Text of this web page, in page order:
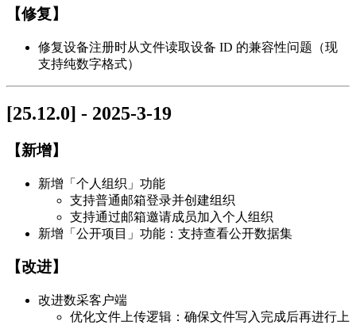
【修复】
修复设备注册时从文件读取设备 ID 的兼容性问题（现
支持纯数字格式）
[25.12.0] - 2025-3-19
【新增】
新增「个人组织」功能
支持普通邮箱登录并创建组织
支持通过邮箱邀请成员加入个人组织
新增「公开项目」功能：支持查看公开数据集
【改进】
改进数采客户端
优化文件上传逻辑：确保文件写入完成后再进行上